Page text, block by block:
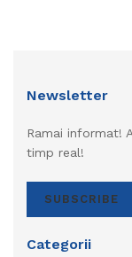
Newsletter
Ramai informat!
timp real!
SUBSCRIBE
Categorii